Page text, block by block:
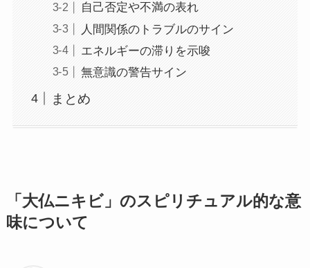
自己否定や不満の表れ
人間関係のトラブルのサイン
エネルギーの滞りを示唆
無意識の警告サイン
まとめ
「大仏ニキビ」のスピリチュアル的な意
味について